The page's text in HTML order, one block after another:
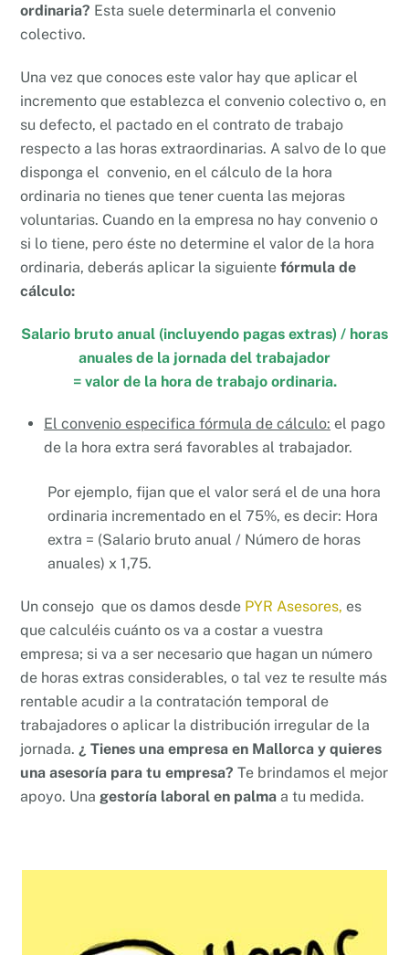
ordinaria? Esta suele determinarla el convenio
colectivo.
Una vez que conoces este valor hay que aplicar el
incremento que establezca el convenio colectivo o, en
su defecto, el pactado en el contrato de trabajo
respecto a las horas extraordinarias. A salvo de lo que
disponga el convenio, en el cálculo de la hora
ordinaria no tienes que tener cuenta las mejoras
voluntarias. Cuando en la empresa no hay convenio o
si lo tiene, pero éste no determine el valor de la hora
ordinaria, deberás aplicar la siguientefórmula de
cálculo:
Salario bruto anual (incluyendo pagas extras) / horas
anuales de la jornada del trabajador
= valor de la hora de trabajo ordinaria.
El convenio especifica fórmula de cálculo: el pago
de la hora extra será favorables al trabajador.
Por ejemplo, fijan que el valor será el de una hora
ordinaria incrementado en el 75%, es decir: Hora
extra = (Salario bruto anual / Número de horas
anuales) x 1,75.
Un consejo que os damos desde PYR Asesores, es
que calculéis cuánto os va a costar a vuestra
empresa; si va a ser necesario que hagan un número
de horas extras considerables, o tal vez te resulte más
rentable acudir a la contratación temporal de
trabajadores o aplicar la distribución irregular de la
jornada. ¿ Tienes una empresa en Mallorca y quieres
una asesoría para tu empresa? Te brindamos el mejor
apoyo. Una gestoría laboral en palma a tu medida.